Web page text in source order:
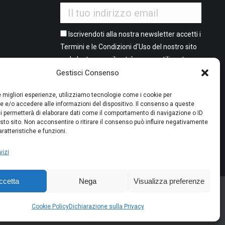
Gestisci Consenso
migliori esperienze, utilizziamo tecnologie come i cookie per
e/o accedere alle informazioni del dispositivo. Il consenso a queste
permetterà di elaborare dati come il comportamento di navigazione o ID
sito. Non acconsentire o ritirare il consenso può influire negativamente
e funzioni.
Nega Visualizza preferenze
Cookie PolicyDichiarazione sulla Privacy
2 flash
Iscrivendoti alla nostra newsletter accetti i
Termini e le Condizioni d'Uso del nostro sito
web. La tua email potrà essere utilizzata a
fini commerciali e promozionali.
PAGAMENTO SICURO
Foto Elite - Made with ♥ by